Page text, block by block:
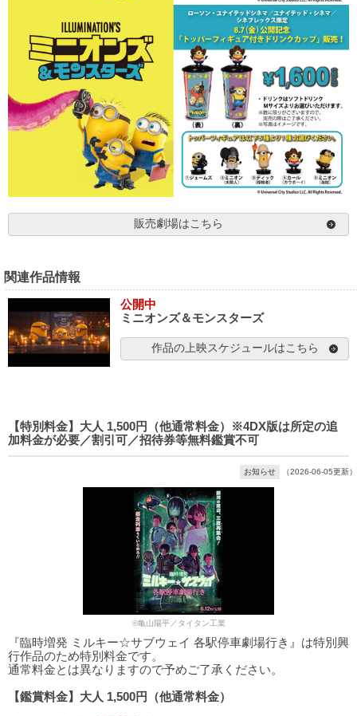
販売劇場はこちら
関連作品情報
公開中
ミニオンズ＆モンスターズ
作品の上映スケジュールはこちら
【特別料金】大人 1,500円（他通常料金）※4DX版は所定の追
加料金が必要／割引可／招待券等無料鑑賞不可
お知らせ （2026-06-05更新）
©亀山陽平／タイタン工業
『臨時増発 ミルキー☆サブウェイ 各駅停車劇場行き』は特別興
行作品のため特別料金です。
通常料金とは異なりますので予めご了承ください。
【鑑賞料金】大人 1,500円（他通常料金）